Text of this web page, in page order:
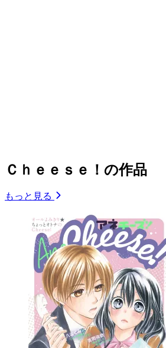
Ｃｈｅｅｓｅ！の作品
もっと見る